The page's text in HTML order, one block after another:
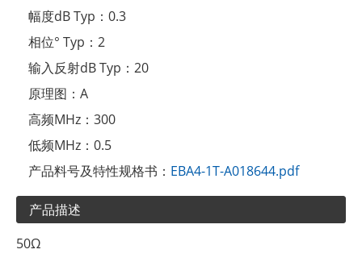
幅度dB Typ： 0.3
相位° Typ： 2
输入反射dB Typ： 20
原理图： A
高频MHz： 300
低频MHz： 0.5
产品料号及特性规格书： EBA4-1T-A018644.pdf
产品描述
50Ω